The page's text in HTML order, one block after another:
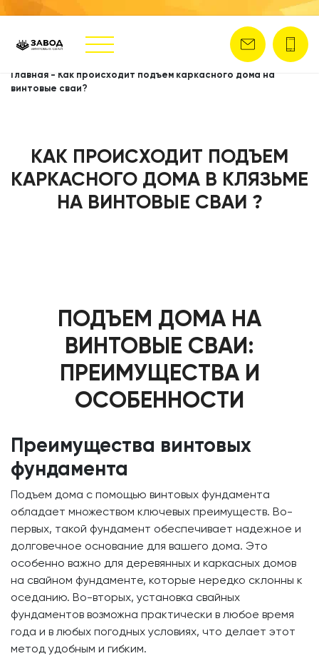
Главная - Как происходит подъем каркасного дома на
винтовые сваи?
КАК ПРОИСХОДИТ ПОДЪЕМ
КАРКАСНОГО ДОМА В КЛЯЗЬМЕ
НА ВИНТОВЫЕ СВАИ ?
ПОДЪЕМ ДОМА НА
ВИНТОВЫЕ СВАИ:
ПРЕИМУЩЕСТВА И
ОСОБЕННОСТИ
Преимущества винтовых
фундамента
Подъем дома с помощью винтовых фундамента
обладает множеством ключевых преимуществ. Во-
первых, такой фундамент обеспечивает надежное и
долговечное основание для вашего дома. Это
особенно важно для деревянных и каркасных домов
на свайном фундаменте, которые нередко склонны к
оседанию. Во-вторых, установка свайных
фундаментов возможна практически в любое время
года и в любых погодных условиях, что делает этот
метод удобным и гибким.